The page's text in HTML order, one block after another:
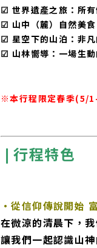
☑︎ 世界遺產之旅： 所
☑︎ 山中（麓）自然美食
☑︎ 星空下的山泊： 非
☑︎ 山林嚮導： 一場生
※本行程限定春季(5/
❘行程特色
・從信仰傳說開始
在微涼的清晨下，
讓我們一起認識山